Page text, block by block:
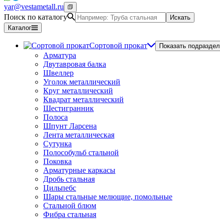
yar@vestametall.ru
Поиск по каталогу
Искать
Каталог
Сортовой прокат Показать
Арматура
Двутавровая балка
Швеллер
Уголок металлический
Круг металлический
Квадрат металлический
Шестигранник
Полоса
Шпунт Ларсена
Лента металлическая
Сутунка
Полособульб стальной
Поковка
Арматурные каркасы
Дробь стальная
Цильпебс
Шары стальные мелющие, помольные
Стальной блюм
Фибра стальная